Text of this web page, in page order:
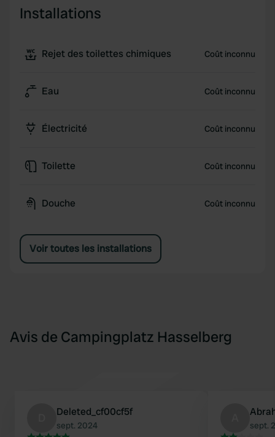
Installations
Rejet des toilettes chimiques Coût inconnu
Eau Coût inconnu
Électricité Coût inconnu
Toilette Coût inconnu
Douche Coût inconnu
Voir toutes les installations
Avis de Campingplatz Hasselberg
Deleted_cf00cf5f
sept. 2024 sept.